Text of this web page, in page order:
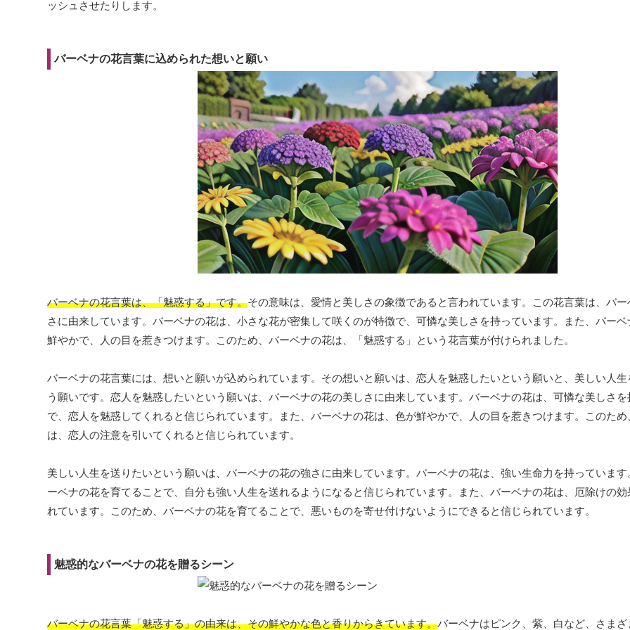
ッシュさせたりします。
バーベナの花言葉に込められた想いと願い
バーベナの花言葉は、「魅惑する」です。その意味は、愛情と美しさの象徴であると言われています。この花言葉は、バー
さに由来しています。バーベナの花は、小さな花が密集して咲くのが特徴で、可憐な美しさを持っています。また、バー
鮮やかで、人の目を惹きつけます。このため、バーベナの花は、「魅惑する」という花言葉が付けられました。
バーベナの花言葉には、想いと願いが込められています。その想いと願いは、恋人を魅惑したいという願いと、美しい人
う願いです。恋人を魅惑したいという願いは、バーベナの花の美しさに由来しています。バーベナの花は、可憐な美しさ
で、恋人を魅惑してくれると信じられています。また、バーベナの花は、色が鮮やかで、人の目を惹きつけます。このた
は、恋人の注意を引いてくれると信じられています。
美しい人生を送りたいという願いは、バーベナの花の強さに由来しています。バーベナの花は、強い生命力を持っていま
ーベナの花を育てることで、自分も強い人生を送れるようになると信じられています。また、バーベナの花は、厄除けの
れています。このため、バーベナの花を育てることで、悪いものを寄せ付けないようにできると信じられています。
魅惑的なバーベナの花を贈るシーン
バーベナの花言葉「魅惑する」の由来は、その鮮やかな色と香りからきています。バーベナはピンク、紫、白など、さまざ